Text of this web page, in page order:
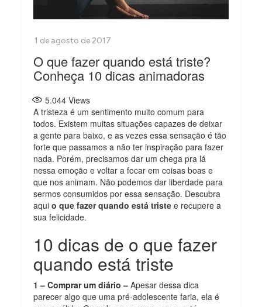
O que fazer quando está triste?
Conheça 10 dicas animadoras
5.044 Views
A tristeza é um sentimento muito comum para
todos. Existem muitas situações capazes de deixar
a gente para baixo, e as vezes essa sensação é tão
forte que passamos a não ter inspiração para fazer
nada. Porém, precisamos dar um chega pra lá
nessa emoção e voltar a focar em coisas boas e
que nos animam. Não podemos dar liberdade para
sermos consumidos por essa sensação. Descubra
aquio que fazer quando está triste e recupere a
sua felicidade.
10 dicas de o que fazer
quando está triste
1 – Comprar um diário – Apesar dessa dica
parecer algo que uma pré-adolescente faria, ela é